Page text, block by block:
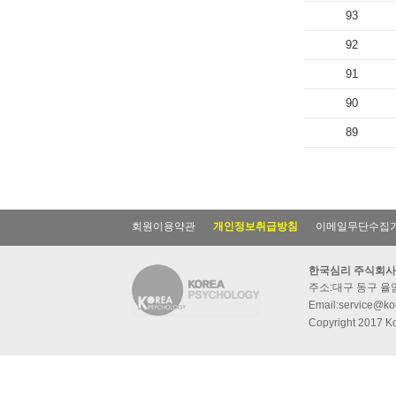
93
92
91
90
89
회원이용약관 개인정보취급방침 이메일무단수집
한국심리 주식회사
주소:대구 동구 율
Copyright 2017